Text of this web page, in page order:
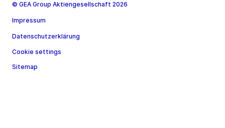
© GEA Group Aktiengesellschaft 2026
Impressum
Datenschutzerklärung
Cookie settings
Sitemap